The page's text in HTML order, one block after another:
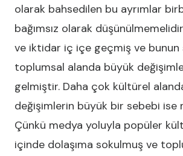
olarak bahsedilen bu ayrımlar
bağımsız olarak
ve iktidar iç içe geçmiş ve bunun
toplumsal alanda büyük
gelmiştir. Daha çok kültürel
değişimlerin büyük bir sebebi ise
Çünkü medya yoluyla popüler
içinde dolaşıma sokulmuş ve